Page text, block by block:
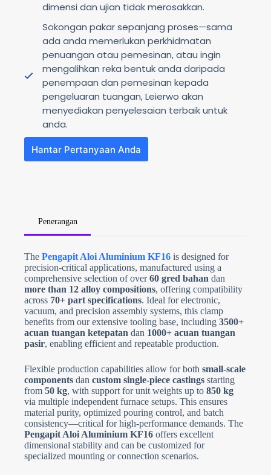
dimensi dan ujian tidak merosakkan.
Sokongan pakar sepanjang proses—sama
ada anda memerlukan perkhidmatan
penuangan atau pemesinan, atau ingin
mengalihkan reka bentuk anda daripada
penempaan dan pemesinan kepada
pengeluaran tuangan, Leierwo akan
menyediakan penyelesaian terbaik untuk
anda.
Hantar Pertanyaan Anda
o
c
o
n
t
r
y
e
l
t
e
d
Pilih Fail
Hantar Borang
Penerangan
ThePengapit Aloi Aluminium KF16 is designed for
precision-critical applications, manufactured using a
comprehensive selection of over60 gred bahan dan
more than 12 alloy compositions, offering compatibility
across 70+ part specifications. Ideal for electronic,
vacuum, and precision assembly systems, this clamp
benefits from our extensive tooling base, including3500+
acuan tuangan ketepatan dan 1000+ acuan tuangan
pasir, enabling efficient and repeatable production.
Flexible production capabilities allow for bothsmall-scale
components dancustom single-piece castings starting
from50 kg, with support for unit weights up to850 kg
via multiple independent furnace setups. This ensures
material purity, optimized pouring control, and batch
consistency—critical for high-performance demands. The
Pengapit Aloi Aluminium KF16 offers excellent
dimensional stability and can be customized for
specialized mounting or connection scenarios.